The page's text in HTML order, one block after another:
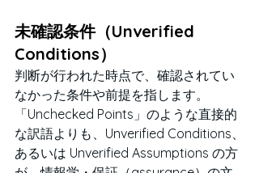
未確認条件（Unverified
Conditions）
判断が行われた時点で、確認されてい
なかった条件や前提を指します。
「Unchecked Points」のような直接的
な訳語よりも、Unverified Conditions、
あるいは Unverified Assumptions の方